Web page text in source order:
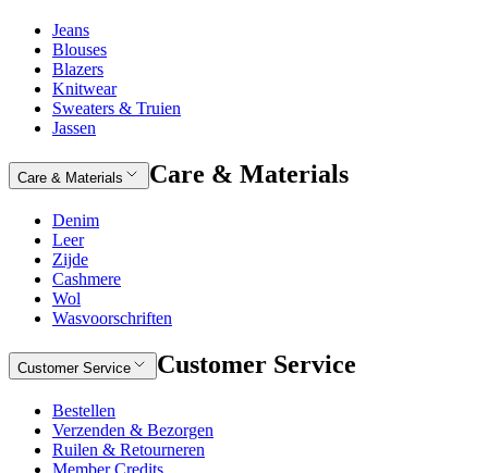
Jeans
Blouses
Blazers
Knitwear
Sweaters & Truien
Jassen
Care & Materials Care & Materials
Denim
Leer
Zijde
Cashmere
Wol
Wasvoorschriften
Customer Service Customer Service
Bestellen
Verzenden & Bezorgen
Ruilen & Retourneren
Member Credits